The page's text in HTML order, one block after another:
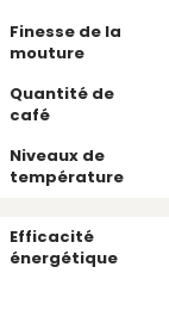
Finesse de la
mouture
Quantité de
café
Niveaux de
température
Efficacité
énergétique